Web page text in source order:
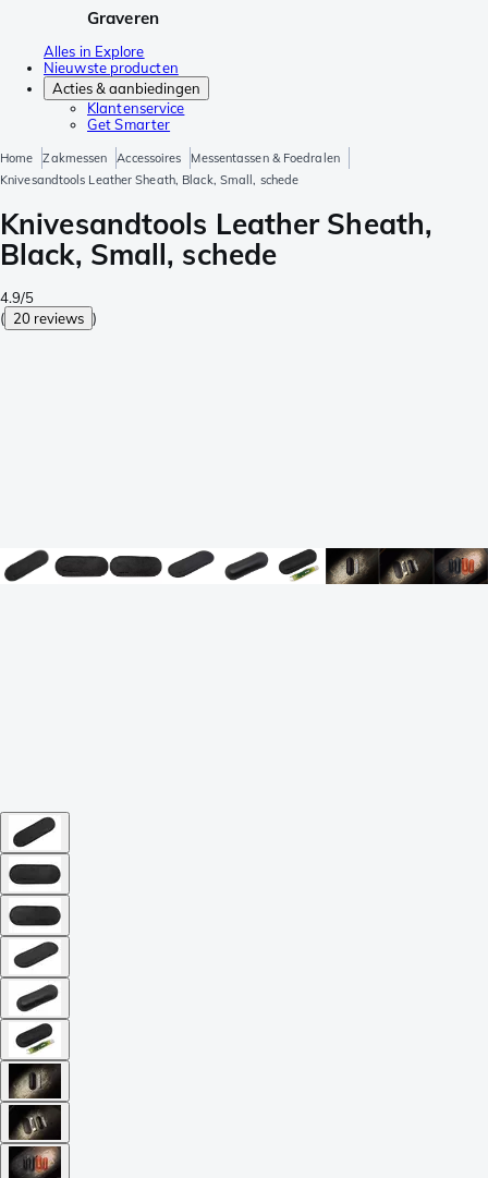
Graveren
Alles in Explore
Nieuwste producten
Acties & aanbiedingen
Klantenservice
Get Smarter
Home Zakmessen Accessoires
Messentassen & Foedralen
Knivesandtools Leather Sheath, Black, Small, schede
Knivesandtools Leather Sheath,
Black, Small, schede
4.9/5
( 20 reviews )